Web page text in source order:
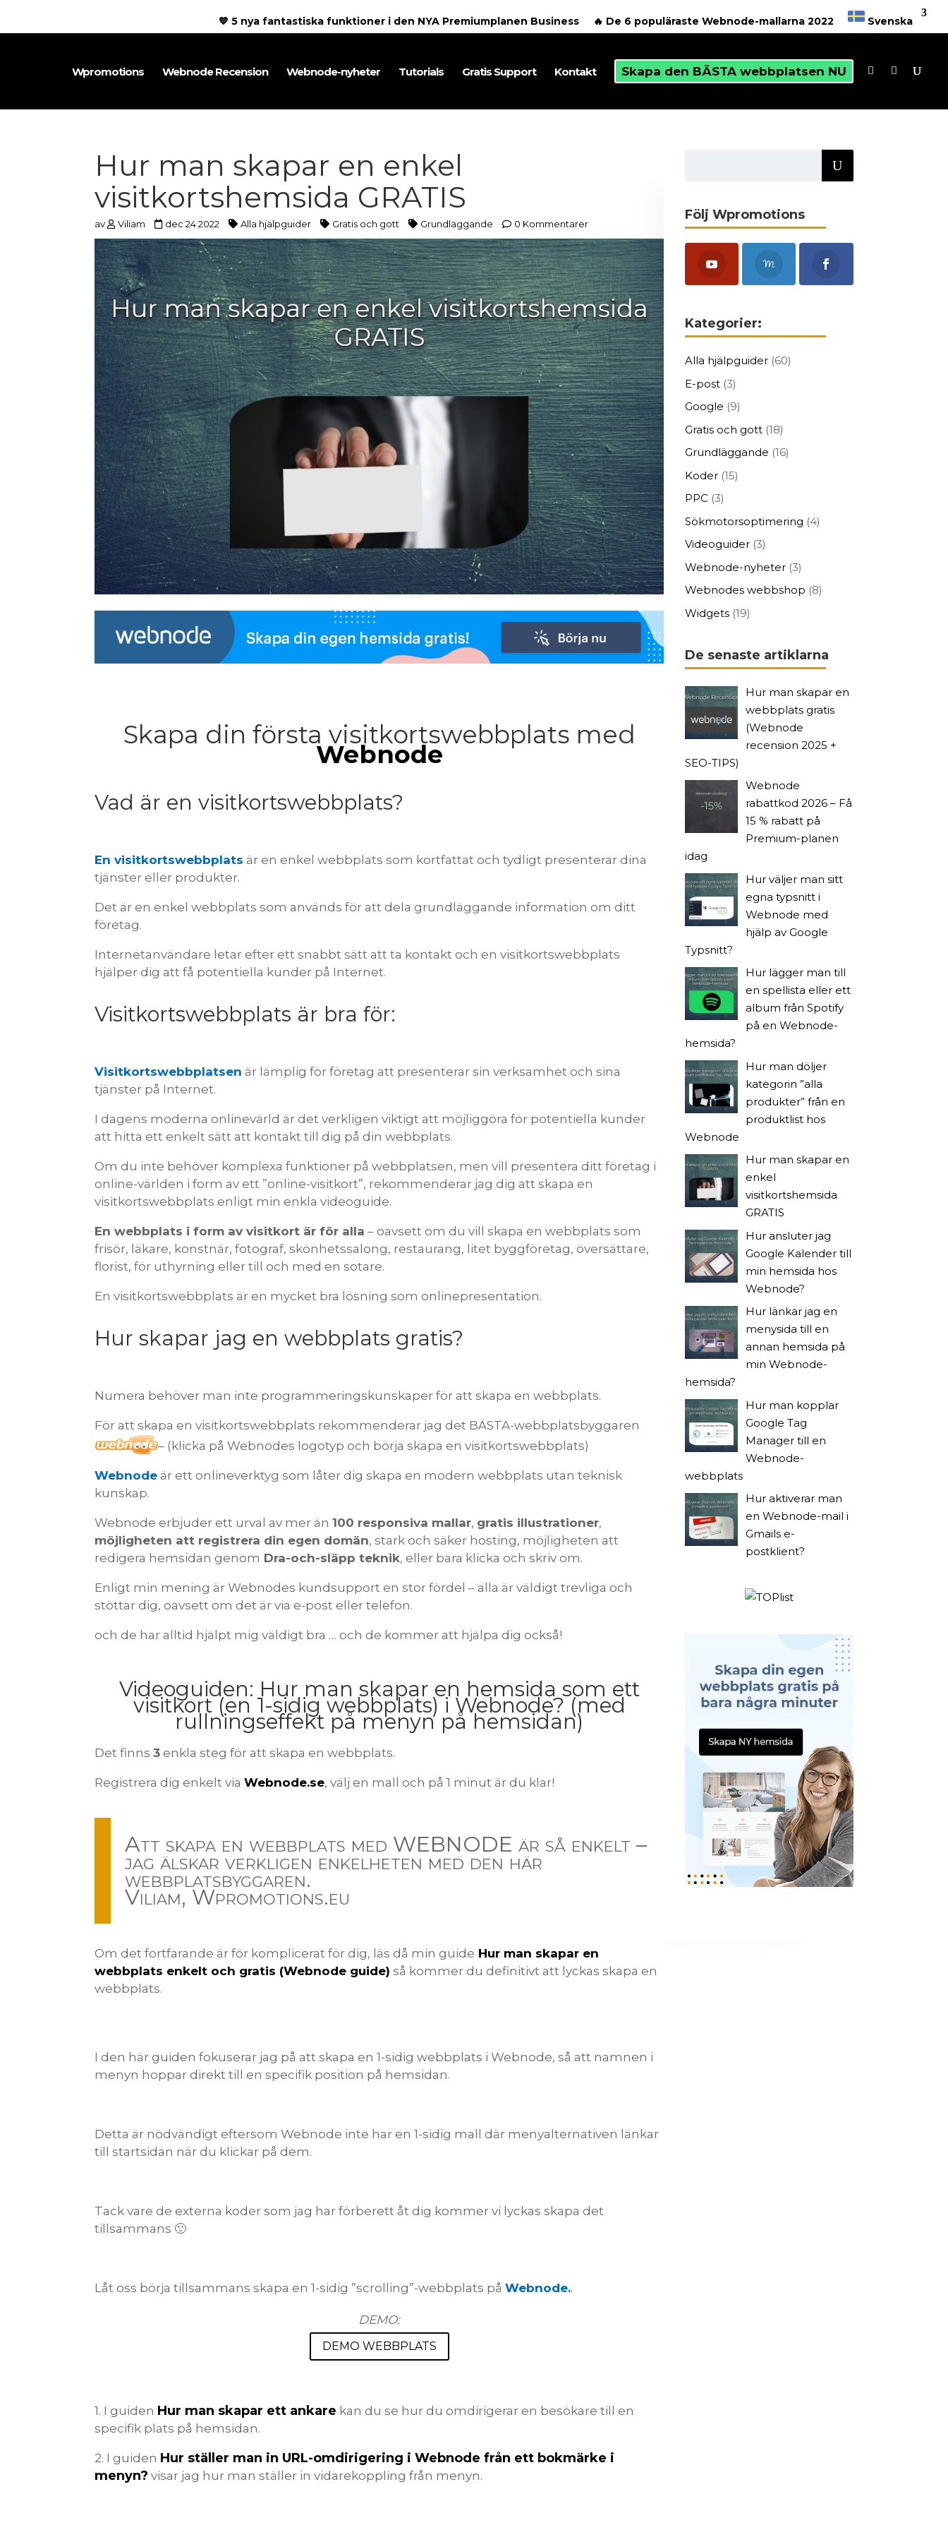
💙 5 nya fantastiska funktioner i den NYA Premiumplanen Business 🔥 De 6 populäraste Webnode-mallarna 2022 Svenska
Wpromotions Webnode Recension Webnode-nyheter Tutorials Gratis Support Kontakt Skapa den BÄSTA webbplatsen NU
Hur man skapar en enkel
visitkortshemsida GRATIS
av Viliam dec 24 2022 Alla hjälpguider Gratis och gott Grundläggande 0 Kommentarer
Skapa din första visitkortswebbplats med
Webnode
Vad är en visitkortswebbplats?
En visitkortswebbplats är en enkel webbplats som kortfattat och tydligt presenterar dina
tjänster eller produkter.
Det är en enkel webbplats som används för att dela grundläggande information om ditt
företag.
Internetanvändare letar efter ett snabbt sätt att ta kontakt och en visitkortswebbplats
hjälper dig att få potentiella kunder på Internet.
Visitkortswebbplats är bra för:
Visitkortswebbplatsen är lämplig för företag att presenterar sin verksamhet och sina
tjänster på Internet.
I dagens moderna onlinevärld är det verkligen viktigt att möjliggöra för potentiella kunder
att hitta ett enkelt sätt att kontakt till dig på din webbplats.
Om du inte behöver komplexa funktioner på webbplatsen, men vill presentera ditt företag i
online-världen i form av ett ”online-visitkort”, rekommenderar jag dig att skapa en
visitkortswebbplats enligt min enkla videoguide.
En webbplats i form av visitkort är för alla – oavsett om du vill skapa en webbplats som
frisör, läkare, konstnär, fotograf, skönhetssalong, restaurang, litet byggföretag, översättare,
florist, för uthyrning eller till och med en sotare.
En visitkortswebbplats är en mycket bra lösning som onlinepresentation.
Hur skapar jag en webbplats gratis?
Numera behöver man inte programmeringskunskaper för att skapa en webbplats.
För att skapa en visitkortswebbplats rekommenderar jag det BÄSTA-webbplatsbyggaren
– (klicka på Webnodes logotyp och börja skapa en visitkortswebbplats)
Webnode är ett onlineverktyg som låter dig skapa en modern webbplats utan teknisk
kunskap.
Webnode erbjuder ett urval av mer än100 responsiva mallar, gratis illustrationer,
möjligheten att registrera din egen domän, stark och säker hosting, möjligheten att
redigera hemsidan genom Dra-och-släpp teknik, eller bara klicka och skriv om.
Enligt min mening är Webnodes kundsupport en stor fördel – alla är väldigt trevliga och
stöttar dig, oavsett om det är via e-post eller telefon.
och de har alltid hjälpt mig väldigt bra … och de kommer att hjälpa dig också!
Videoguiden: Hur man skapar en hemsida som ett
visitkort (en 1-sidig webbplats) i Webnode? (med
rullningseffekt på menyn på hemsidan)
Det finns3 enkla steg för att skapa en webbplats.
Registrera dig enkelt viaWebnode.se, välj en mall och på 1 minut är du klar!
Att skapa en webbplats med WEBNODE är så enkelt –
jag älskar verkligen enkelheten med den här
webbplatsbyggaren.
Viliam, Wpromotions.eu
Om det fortfarande är för komplicerat för dig, läs då min guide Hur man skapar en
webbplats enkelt och gratis (Webnode guide) så kommer du definitivt att lyckas skapa en
webbplats.
I den här guiden fokuserar jag på att skapa en 1-sidig webbplats i Webnode, så att namnen i
menyn hoppar direkt till en specifik position på hemsidan.
Detta är nödvändigt eftersom Webnode inte har en 1-sidig mall där menyalternativen länkar
till startsidan när du klickar på dem.
Tack vare de externa koder som jag har förberett åt dig kommer vi lyckas skapa det
tillsammans 🙂
Låt oss börja tillsammans skapa en 1-sidig ”scrolling”-webbplats påWebnode..
DEMO:
DEMO WEBBPLATS
1. I guiden Hur man skapar ett ankare kan du se hur du omdirigerar en besökare till en
specifik plats på hemsidan.
2. I guiden Hur ställer man in URL-omdirigering i Webnode från ett bokmärke i
menyn? visar jag hur man ställer in vidarekoppling från menyn.
Följ Wpromotions
Kategorier:
Alla hjälpguider(60)
E-post(3)
Google (9)
Gratis och gott(18)
Grundläggande (16)
Koder(15)
PPC (3)
Sökmotorsoptimering (4)
Videoguider(3)
Webnode-nyheter(3)
Webnodes webbshop (8)
Widgets(19)
De senaste artiklarna
Hur man skapar en
webbplats gratis
(Webnode
recension 2025 +
SEO-TIPS)
Webnode
rabattkod 2026 – Få
15 % rabatt på
Premium-planen
idag
Hur väljer man sitt
egna typsnitt i
Webnode med
hjälp av Google
Typsnitt?
Hur lägger man till
en spellista eller ett
album från Spotify
på en Webnode-
hemsida?
Hur man döljer
kategorin ”alla
produkter” från en
produktlist hos
Webnode
Hur man skapar en
enkel
visitkortshemsida
GRATIS
Hur ansluter jag
Google Kalender till
min hemsida hos
Webnode?
Hur länkar jag en
menysida till en
annan hemsida på
min Webnode-
hemsida?
Hur man kopplar
Google Tag
Manager till en
Webnode-
webbplats
Hur aktiverar man
en Webnode-mail i
Gmails e-
postklient?